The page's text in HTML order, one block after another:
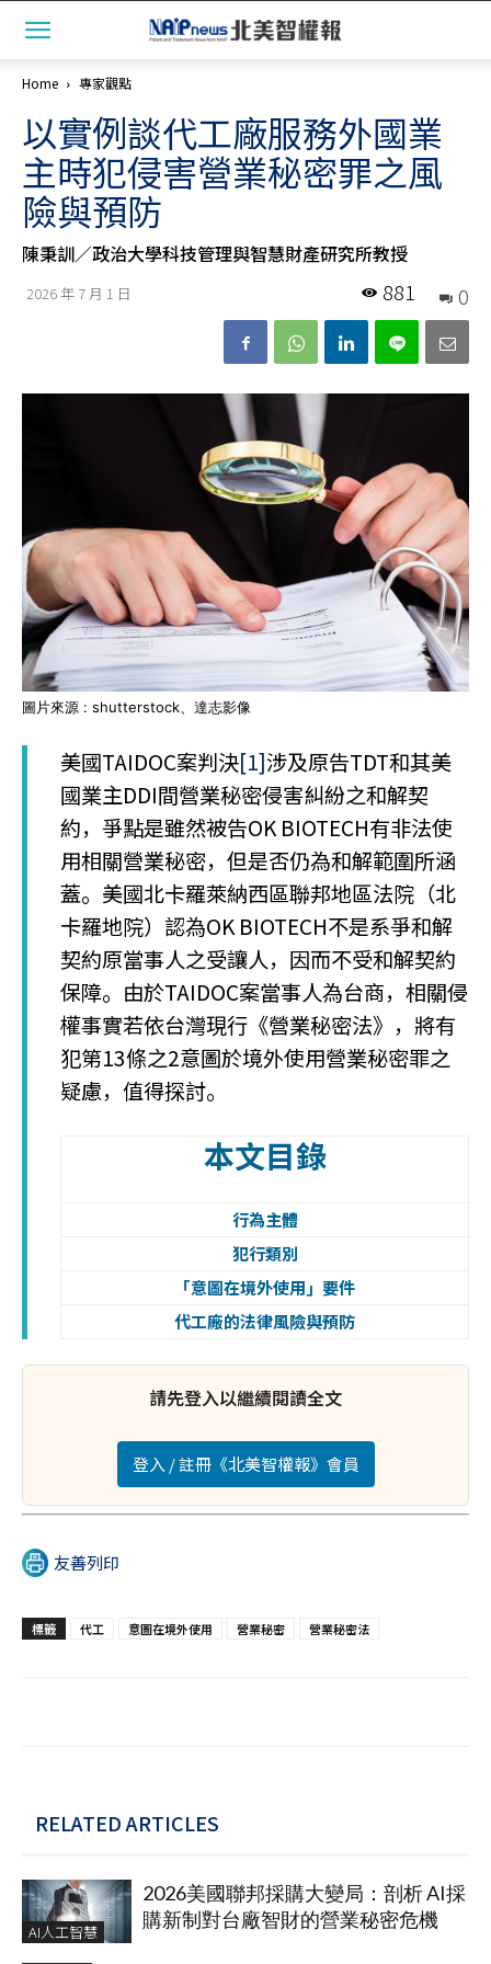
Home 專家觀點
以實例談代工廠服務外國業
主時犯侵害營業秘密罪之風
險與預防
陳秉訓／政治大學科技管理與智慧財產研究所教授
2026 年 7 月 1 日 0
881
圖片來源 : shutterstock、達志影像
美國TAIDOC案判決[1]涉及原告TDT和其美
國業主DDI間營業秘密侵害糾紛之和解契
約，爭點是雖然被告OK BIOTECH有非法使
用相關營業秘密，但是否仍為和解範圍所涵
蓋。美國北卡羅萊納西區聯邦地區法院（北
卡羅地院）認為OK BIOTECH不是系爭和解
契約原當事人之受讓人，因而不受和解契約
保障。由於TAIDOC案當事人為台商，相關侵
權事實若依台灣現行《營業秘密法》，將有
犯第13條之2意圖於境外使用營業秘密罪之
疑慮，值得探討。
本文目錄
行為主體
犯行類別
「意圖在境外使用」要件
代工廠的法律風險與預防
請先登入以繼續閱讀全文
登入 / 註冊《北美智權報》會員
友善列印
標籤 代工 意圖在境外使用 營業秘密 營業秘密法
RELATED ARTICLES
AI人工智慧
2026美國聯邦採購大變局：剖析 AI採
購新制對台廠智財的營業秘密危機